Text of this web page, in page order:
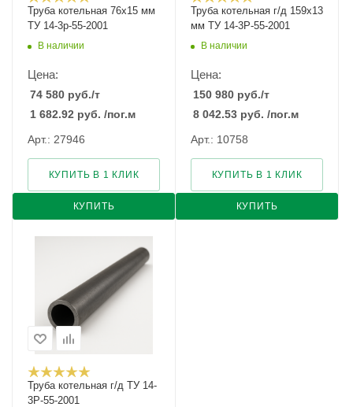
Труба котельная 76х15 мм
ТУ 14-3р-55-2001
В наличии
Цена:
74 580 руб./т
1 682.92 руб. /пог.м
Арт.: 27946
КУПИТЬ
КУПИТЬ В 1 КЛИК
Труба котельная г/д 159х13
мм ТУ 14-3Р-55-2001
В наличии
Цена:
150 980 руб./т
8 042.53 руб. /пог.м
Арт.: 10758
КУПИТЬ
КУПИТЬ В 1 КЛИК
Труба котельная г/д ТУ 14-
3Р-55-2001